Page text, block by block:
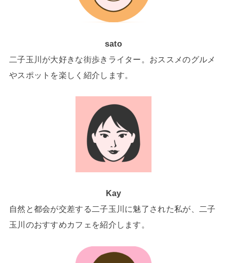
sato
二子玉川が大好きな街歩きライター。おススメのグルメ
やスポットを楽しく紹介します。
Kay
自然と都会が交差する二子玉川に魅了された私が、二子
玉川のおすすめカフェを紹介します。